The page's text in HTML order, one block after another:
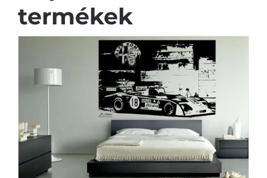
termékek